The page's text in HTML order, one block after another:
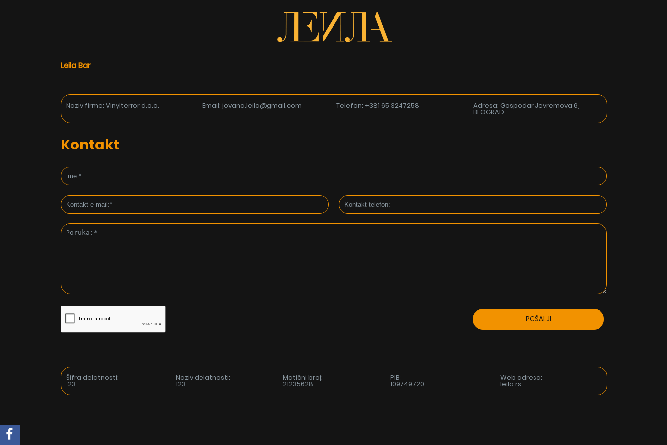
Leila Bar
Naziv firme: Vinylterror d.o.o. Email: jovana.leila@gmail.com Telefon: +381 65 3247258 Adresa: Gospodar Jevremova 6,
BEOGRAD
Kontakt
Šifra delatnosti:
123
Naziv delatnosti:
123
Matični broj:
21235628
PIB:
109749720
Web adresa:
leila.rs